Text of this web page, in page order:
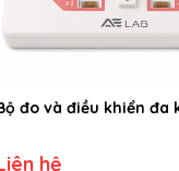
đo và điều khiển đa
hệ